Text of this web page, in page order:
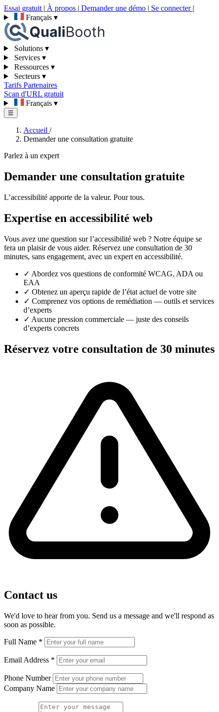
Essai gratuit | À propos | Demander une démo | Se connecter |
Français ▾
Solutions ▾
Services ▾
Ressources ▾
Secteurs ▾
Tarifs Partenaires
Scan d'URL gratuit
Français ▾
☰
Accueil /
Demander une consultation gratuite
Parlez à un expert
Demander une consultation gratuite
L’accessibilité apporte de la valeur. Pour tous.
Expertise en accessibilité web
Vous avez une question sur l’accessibilité web ? Notre équipe se
fera un plaisir de vous aider. Réservez une consultation de 30
minutes, sans engagement, avec un expert en accessibilité.
✓ Abordez vos questions de conformité WCAG, ADA ou
EAA
✓ Obtenez un aperçu rapide de l’état actuel de votre site
✓ Comprenez vos options de remédiation — outils et services
d’experts
✓ Aucune pression commerciale — juste des conseils
d’experts concrets
Réservez votre consultation de 30 minutes
Contact us
We'd love to hear from you. Send us a message and we'll respond as
soon as possible.
Full Name *
Email Address *
Phone Number
Company Name